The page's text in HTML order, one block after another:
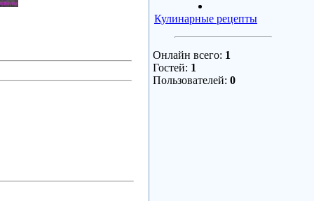
Кулинарные рецепты
Онлайн всего: 1
Гостей: 1
Пользователей: 0